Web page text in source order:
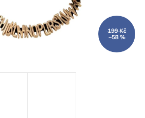
199 Kč
–58 %